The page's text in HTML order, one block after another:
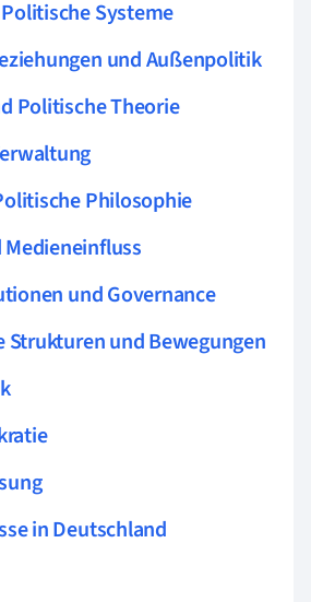
Systeme
und Außenpolitik
Politische Theorie
Philosophie
und Governance
Strukturen und Bewegungen
in Deutschland